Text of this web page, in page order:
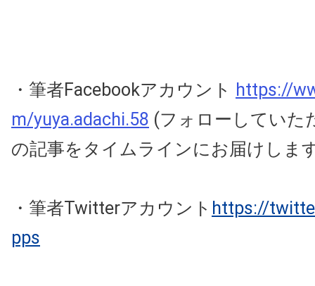
・筆者Facebookアカウント https://
m/yuya.adachi.58 (フォローしていた
の記事をタイムラインにお届けしま
・筆者Twitterアカウント https://
pps